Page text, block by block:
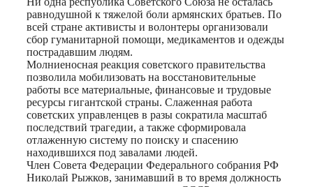
равнодушной к тяжелой боли армянских братьев. По
всей стране активисты и волонтеры организовали
сбор гуманитарной помощи, медикаментов и одежды
пострадавшим людям.
Молниеносная реакция советского правительства
позволила мобилизовать на восстановительные
работы все материальные, финансовые и трудовые
ресурсы гигантской страны. Слаженная работа
советских управленцев в разы сократила масштаб
последствий трагедии, а также сформировала
отлаженную систему по поиску и спасению
находившихся под завалами людей.
Член Совета Федерации Федерального собрания РФ
Николай Рыжков, занимавший в то время должность